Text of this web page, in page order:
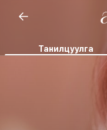
Танилцуулга